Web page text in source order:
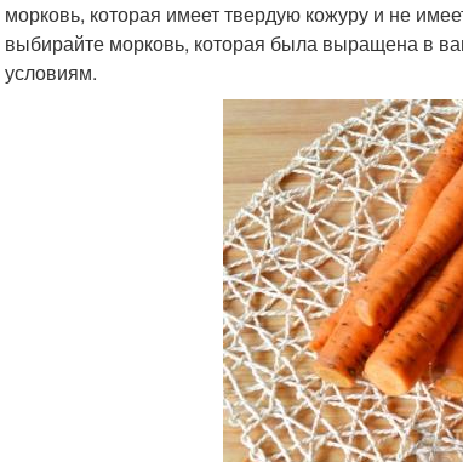
морковь, которая имеет твердую кожуру и не
выбирайте морковь, которая была выращена в
условиям.